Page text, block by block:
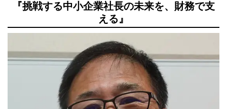
『挑戦する中小企業社長の未来を、財務で支
える』